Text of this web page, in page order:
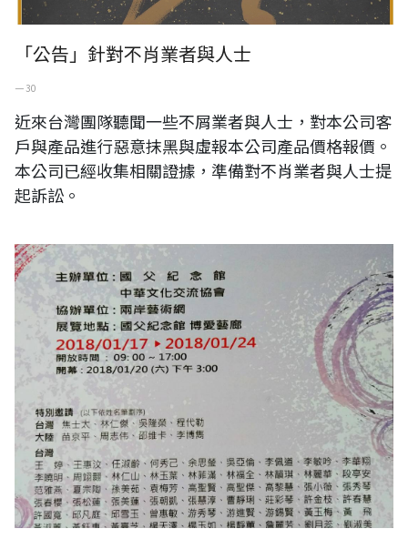
「公告」針對不肖業者與人士
一 30
近來台灣團隊聽聞一些不屑業者與人士，對本公司客
戶與產品進行惡意抹黑與虛報本公司產品價格報價。
本公司已經收集相關證據，準備對不肖業者與人士提
起訴訟。
風華再現-2018兩岸名家邀請展